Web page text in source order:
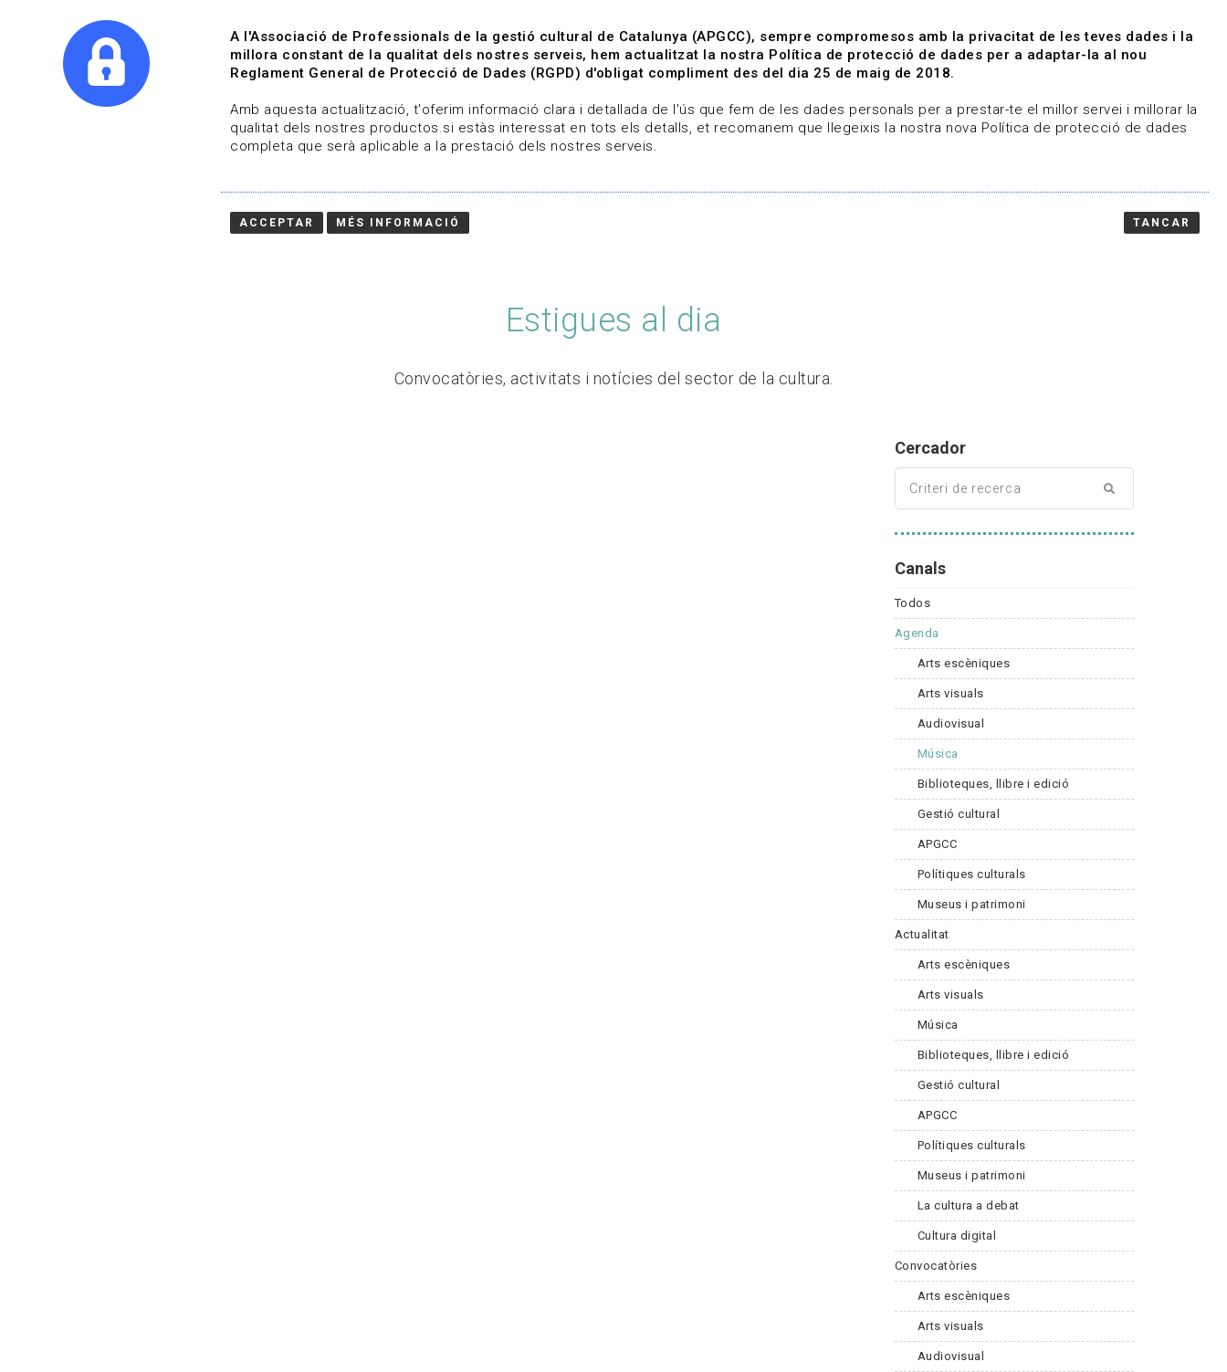
Qui som Línies de treball Projectes Serveis A qui representem Contacte
Estigues al dia
Convocatòries, activitats i notícies del sector de la cultura.
Cercador
Canals
Todos
Agenda
Arts escèniques
Arts visuals
Audiovisual
Música
Biblioteques, llibre i edició
Gestió cultural
APGCC
Polítiques culturals
Museus i patrimoni
Actualitat
Arts escèniques
Arts visuals
Música
Biblioteques, llibre i edició
Gestió cultural
APGCC
Polítiques culturals
Museus i patrimoni
La cultura a debat
Cultura digital
Convocatòries
Arts escèniques
Arts visuals
Audiovisual
A l'Associació de Professionals de la gestió cultural de Catalunya (APGCC), sempre compromesos amb la privacitat de les teves dades i la
millora constant de la qualitat dels nostres serveis, hem actualitzat la nostra Política de protecció de dades per a adaptar-la al nou
Reglament General de Protecció de Dades (RGPD) d'obligat compliment des del dia 25 de maig de 2018.
Amb aquesta actualització, t'oferim informació clara i detallada de l'ús que fem de les dades personals per a prestar-te el millor servei i millorar la
qualitat dels nostres productos.si estàs interessat en tots els detalls, et recomanem que llegeixis la nostra nova Política de protecció de dades
completa que serà aplicable a la prestació dels nostres serveis.
ACCEPTAR MÉS INFORMACIÓ TANCAR